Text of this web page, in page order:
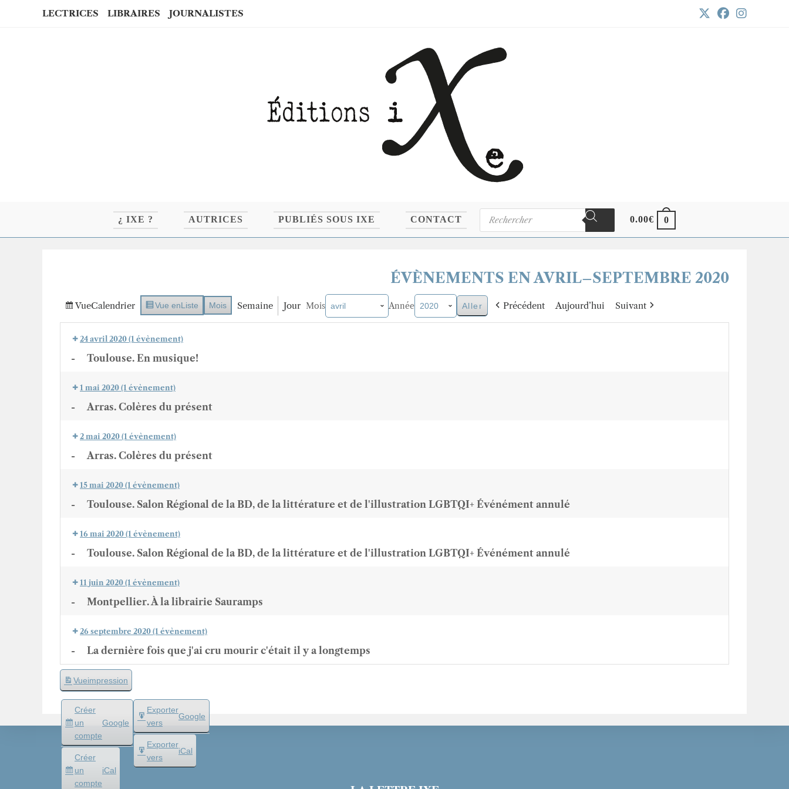
LECTRICES LIBRAIRES JOURNALISTES
¿ IXE ? AUTRICES PUBLIÉS SOUS IXE CONTACT
Recherche
de
produits
0.00€ 0
ÉVÈNEMENTS EN AVRIL–SEPTEMBRE 2020
VueCalendrier Vue enListe Mois Semaine Jour Mois Année Précédent Aujourd’hui Suivant
24 avril 2020 (1 évènement)
- Toulouse. En musique!
1 mai 2020 (1 évènement)
- Arras. Colères du présent
2 mai 2020 (1 évènement)
- Arras. Colères du présent
15 mai 2020 (1 évènement)
- Toulouse. Salon Régional de la BD, de la littérature et de l'illustration LGBTQI+ Événément annulé
16 mai 2020 (1 évènement)
- Toulouse. Salon Régional de la BD, de la littérature et de l'illustration LGBTQI+ Événément annulé
11 juin 2020 (1 évènement)
- Montpellier. À la librairie Sauramps
26 septembre 2020 (1 évènement)
- La dernière fois que j'ai cru mourir c'était il y a longtemps
Créer
un
compte
Google
Créer
un
compte
iCal
Vueimpression
Exporter
vers
Google
Exporter
vers
iCal